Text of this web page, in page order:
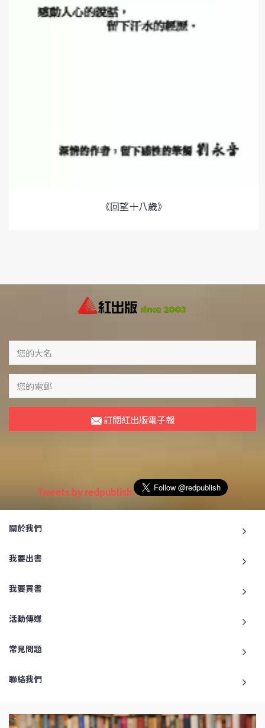
《回望十八歲》
訂閱紅出版電子報
Tweets by redpublish
關於我們
我要出書
我要買書
活動傳媒
常見問題
聯絡我們